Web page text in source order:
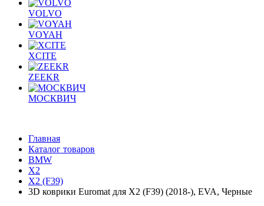
VOLVO
VOYAH
XCITE
ZEEKR
МОСКВИЧ
Главная
Каталог товаров
BMW
X2
X2 (F39)
3D коврики Euromat для X2 (F39) (2018-), EVA, Черные